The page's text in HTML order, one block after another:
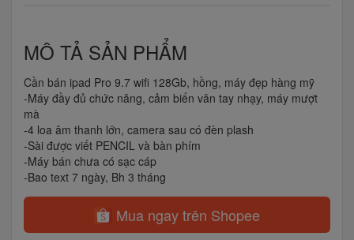
MÔ TẢ SẢN PHẨM
Cần bán ipad Pro 9.7 wifi 128Gb, hồng, máy đẹp hàng mỹ
-Máy đầy đủ chức năng, cảm biến vân tay nhạy, máy mượt
mà
-4 loa âm thanh lớn, camera sau có đèn plash
-Sài được viết PENCIL và bàn phím
-Máy bán chưa có sạc cáp
-Bao text 7 ngày, Bh 3 tháng
Mua ngay trên Shopee